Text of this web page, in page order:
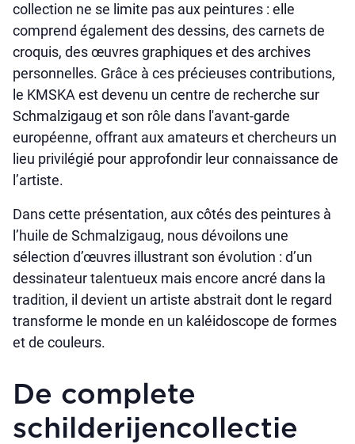
collection ne se limite pas aux peintures : elle
comprend également des dessins, des carnets de
croquis, des œuvres graphiques et des archives
personnelles. Grâce à ces précieuses contributions,
le KMSKA est devenu un centre de recherche sur
Schmalzigaug et son rôle dans l'avant-garde
européenne, offrant aux amateurs et chercheurs un
lieu privilégié pour approfondir leur connaissance de
l’artiste.
Dans cette présentation, aux côtés des peintures à
l’huile de Schmalzigaug, nous dévoilons une
sélection d’œuvres illustrant son évolution : d’un
dessinateur talentueux mais encore ancré dans la
tradition, il devient un artiste abstrait dont le regard
transforme le monde en un kaléidoscope de formes
et de couleurs.
De complete
schilderijen­collectie